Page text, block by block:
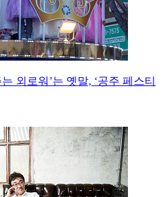
외로워’는 옛말, ‘공주 페스티